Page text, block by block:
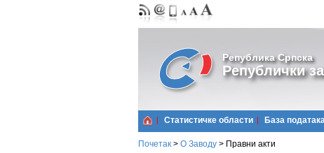
Република Српска
Републички
Статистичке области Базa
Почетак > О Заводу > Правни акти